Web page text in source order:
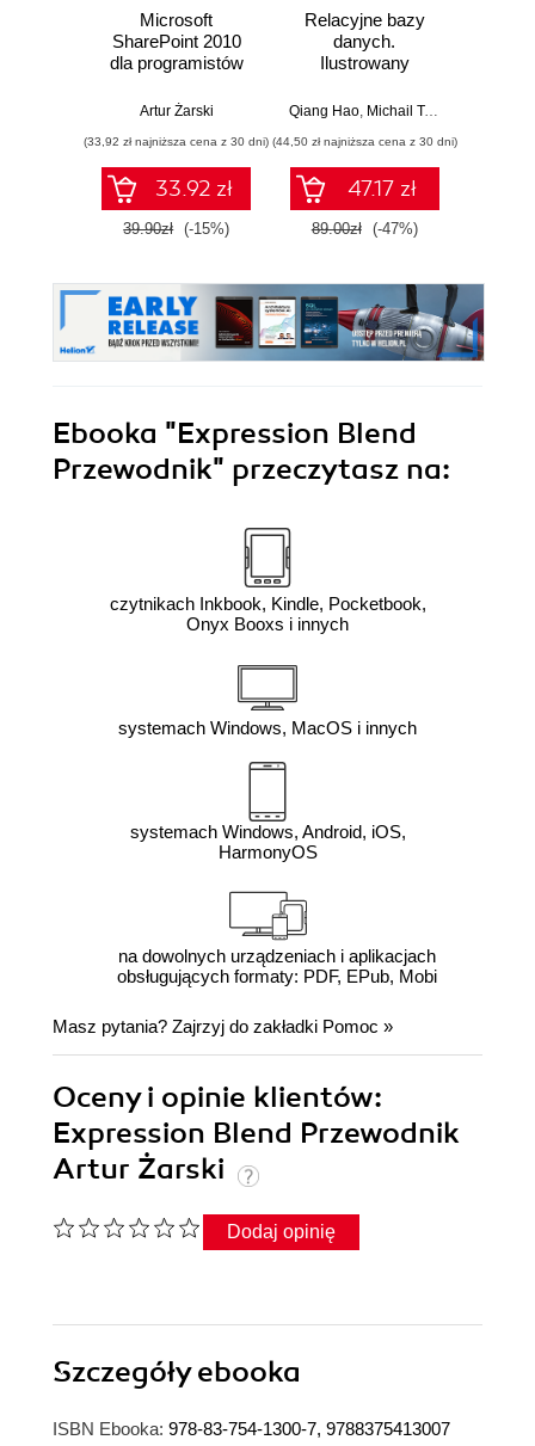
Microsoft
SharePoint 2010
dla programistów
Artur Żarski
(33,92 zł najniższa cena z 30 dni)
33.92 zł
39.90zł (-15%)
Relacyjne bazy
danych.
Ilustrowany
Qiang Hao, Michail Tsikerdekis
(44,50 zł najniższa cena z 30 dni)
47.17 zł
89.00zł (-47%)
Ebooka "Expression Blend
Przewodnik" przeczytasz na:
czytnikach Inkbook, Kindle, Pocketbook,
Onyx Booxs i innych
systemach Windows, MacOS i innych
systemach Windows, Android, iOS,
HarmonyOS
na dowolnych urządzeniach i aplikacjach
obsługujących formaty: PDF, EPub, Mobi
Masz pytania? Zajrzyj do zakładki Pomoc »
Oceny i opinie klientów:
Expression Blend Przewodnik
Artur Żarski
Dodaj opinię
Szczegółyebooka
ISBN Ebooka: 978-83-754-1300-7, 9788375413007